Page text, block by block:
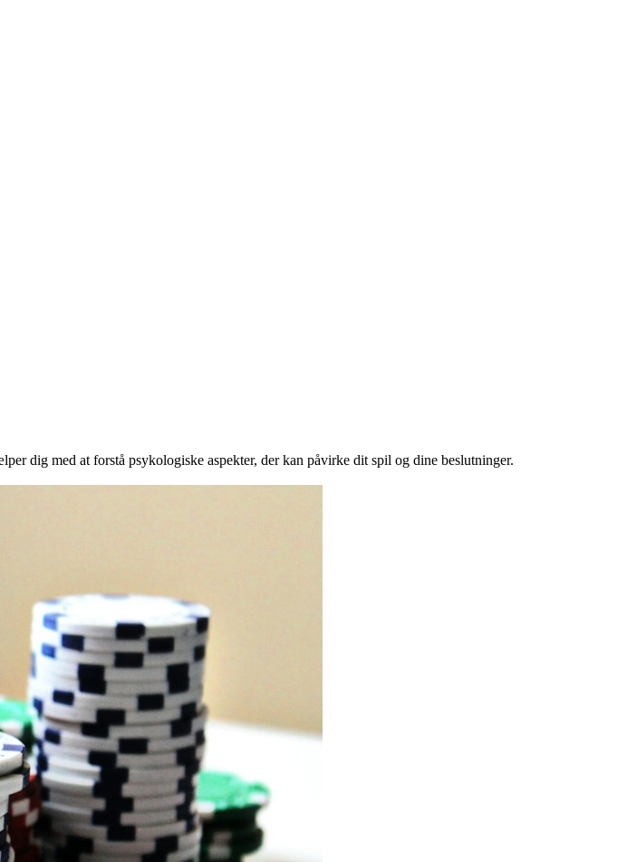
dig med at forstå psykologiske aspekter, der kan påvirke dit spil og dine beslutninger.